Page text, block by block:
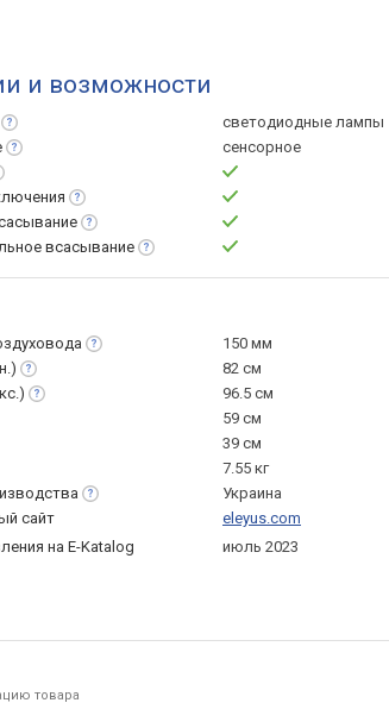
и возможности
светодиодные лампы
сенсорное
всасывание
150 мм
82 см
96.5 см
59 см
39 см
7.55 кг
Украина
сайт
eleyus.com
на E-Katalog
июль 2023
товара